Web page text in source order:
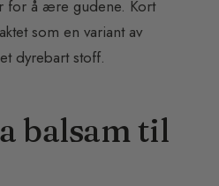
for å ære gudene. Kort
som en variant av
dyrebart stoff.
balsam til